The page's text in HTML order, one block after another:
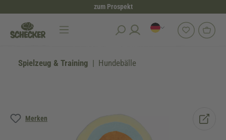
zum Prospekt
Spielzeug & Training Hundebälle
Merken
Bildergalerie überspringen